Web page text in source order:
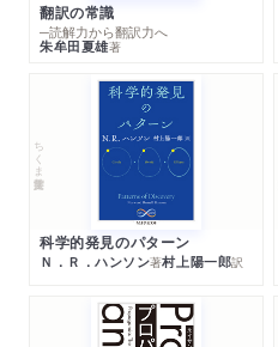
翻訳の常識
─読解力から翻訳力へ
朱牟田夏雄著
ちくま学芸文庫
科学的発見のパターン
Ｎ．Ｒ．ハンソン著村上陽一郎訳